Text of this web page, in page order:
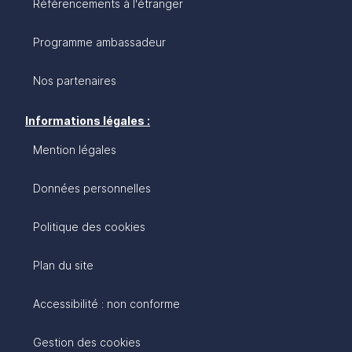
Référencements à l'étranger
Programme ambassadeur
Nos partenaires
Informations légales :
Mention légales
Données personnelles
Politique des cookies
Plan du site
Accessibilité : non conforme
Gestion des cookies